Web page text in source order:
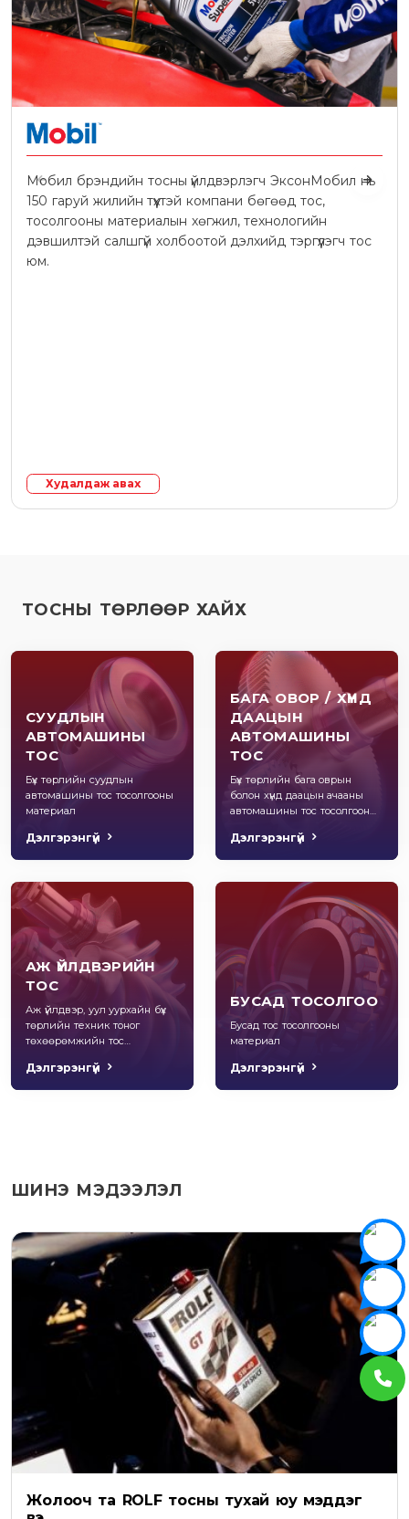
Мобил брэндийн тосны үйлдвэрлэгч ЭксонМобил нь
150 гаруй жилийн түүхтэй компани бөгөөд тос,
тосолгооны материалын хөгжил, технологийн
дэвшилтэй салшгүй холбоотой дэлхийд тэргүүлэгч тос
юм.
Худалдаж авах
ТОСНЫ ТӨРЛӨӨР ХАЙХ
СУУДЛЫН
АВТОМАШИНЫ
ТОС
Бүх төрлийн суудлын
автомашины тос тосолгооны
материал
Дэлгэрэнгүй
БАГА ОВОР / ХҮНД
ДААЦЫН
АВТОМАШИНЫ
ТОС
Бүх төрлийн бага оврын
болон хүнд даацын ачааны
автомашины тос тосолгооны
Дэлгэрэнгүй
АЖ ҮЙЛДВЭРИЙН
ТОС
Аж үйлдвэр, уул уурхайн бүх
төрлийн техник тоног
төхөөрөмжийн тос
Дэлгэрэнгүй
БУСАД ТОСОЛГОО
Бусад тос тосолгооны
материал
Дэлгэрэнгүй
ШИНЭ МЭДЭЭЛЭЛ
Жолооч та ROLF тосны тухай юу мэддэг